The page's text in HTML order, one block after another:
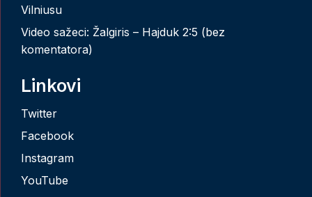
Vilniusu
Video sažeci: Žalgiris – Hajduk 2:5 (bez
komentatora)
Linkovi
Twitter
Facebook
Instagram
YouTube